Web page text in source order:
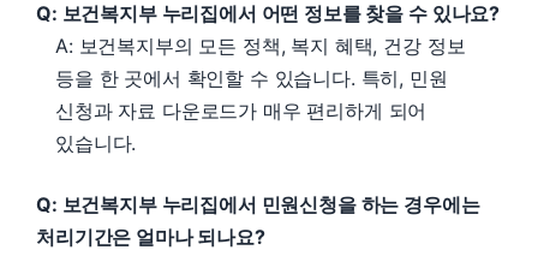
Q: 보건복지부 누리집에서 어떤 정보를 찾을 수 있나요?
A: 보건복지부의 모든 정책, 복지 혜택, 건강 정보
등을 한 곳에서 확인할 수 있습니다. 특히, 민원
신청과 자료 다운로드가 매우 편리하게 되어
있습니다.
Q: 보건복지부 누리집에서 민원신청을 하는 경우에는
처리기간은 얼마나 되나요?